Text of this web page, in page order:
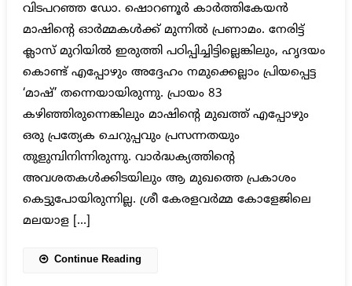
വിടപറഞ്ഞ ഡോ. ഷൊറണൂർ കാർത്തികേയൻ
മാഷിന്റെ ഓർമ്മകൾക്ക് മുന്നിൽ പ്രണാമം. നേരിട്ട്
ക്ലാസ് മുറിയിൽ ഇരുത്തി പഠിപ്പിച്ചിട്ടില്ലെങ്കിലും, ഹൃദയം
കൊണ്ട് എപ്പോഴും അദ്ദേഹം നമുക്കെല്ലാം പ്രിയപ്പെട്ട
‘മാഷ്’ തന്നെയായിരുന്നു. പ്രായം 83
കഴിഞ്ഞിരുന്നെങ്കിലും മാഷിന്റെ മുഖത്ത് എപ്പോഴും
ഒരു പ്രത്യേക ചെറുപ്പവും പ്രസന്നതയും
തുളുമ്പിനിന്നിരുന്നു. വാർദ്ധക്യത്തിന്റെ
അവശതകൾക്കിടയിലും ആ മുഖത്തെ പ്രകാശം
കെട്ടുപോയിരുന്നില്ല. ശ്രീ കേരളവർമ്മ കോളേജിലെ
മലയാള […]
Continue Reading